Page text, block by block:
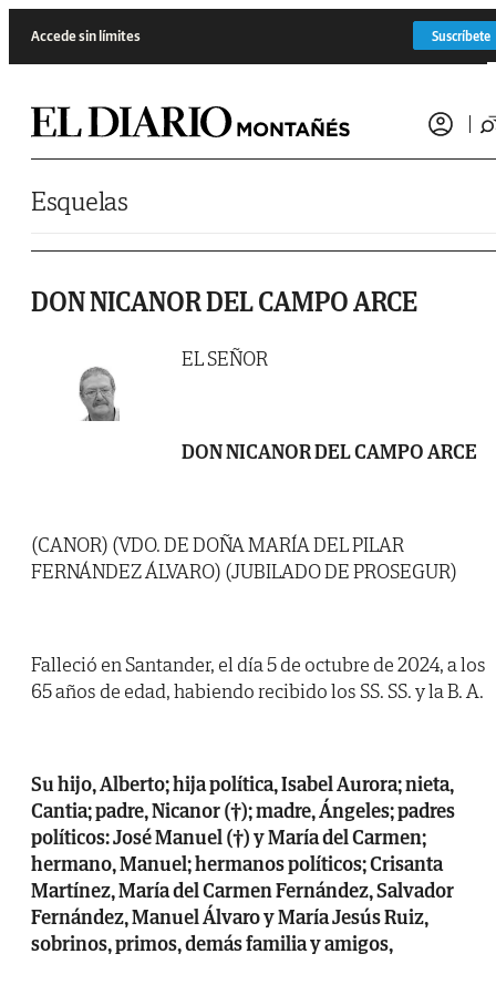
Accede sin límites Suscríbete
Esquelas
DON NICANOR DEL CAMPO ARCE
EL SEÑOR
DON NICANOR DEL CAMPO ARCE
(CANOR) (VDO. DE DOÑA MARÍA DEL PILAR
FERNÁNDEZ ÁLVARO) (JUBILADO DE PROSEGUR)
Falleció en Santander, el día 5 de octubre de 2024, a los
65 años de edad, habiendo recibido los SS. SS. y la B. A.
Su hijo, Alberto; hija política, Isabel Aurora; nieta,
Cantia; padre, Nicanor (†); madre, Ángeles; padres
políticos: José Manuel (†) y María del Carmen;
hermano, Manuel; hermanos políticos; Crisanta
Martínez, María del Carmen Fernández, Salvador
Fernández, Manuel Álvaro y María Jesús Ruiz,
sobrinos, primos, demás familia y amigos,